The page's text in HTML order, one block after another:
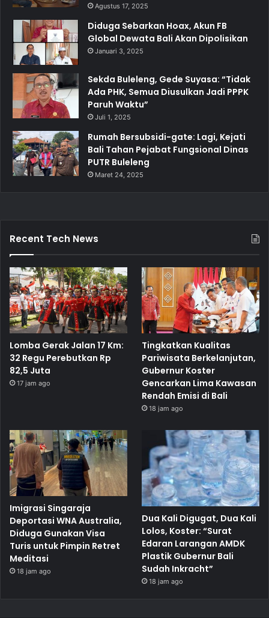
Agustus 17, 2025
Diduga Sebarkan Hoax, Akun FB
Global Dewata Bali Akan Dipolisikan
Januari 3, 2025
Sekda Buleleng, Gede Suyasa: “Tidak
Ada PHK, Semua Diusulkan Jadi PPPK
Paruh Waktu”
Juli 1, 2025
Rumah Bersubsidi-gate: Lagi, Kejati
Bali Tahan Pejabat Fungsional Dinas
PUTR Buleleng
Maret 24, 2025
Recent Tech News
Lomba Gerak Jalan 17 Km:
32 Regu Perebutkan Rp
82,5 Juta
17 jam ago
Tingkatkan Kualitas
Pariwisata Berkelanjutan,
Gubernur Koster
Gencarkan Lima Kawasan
Rendah Emisi di Bali
18 jam ago
Imigrasi Singaraja
Deportasi WNA Australia,
Diduga Gunakan Visa
Turis untuk Pimpin Retret
Meditasi
18 jam ago
Dua Kali Digugat, Dua Kali
Lolos, Koster: “Surat
Edaran Larangan AMDK
Plastik Gubernur Bali
Sudah Inkracht”
18 jam ago